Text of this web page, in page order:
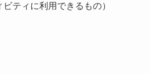
ティに利用できるもの）